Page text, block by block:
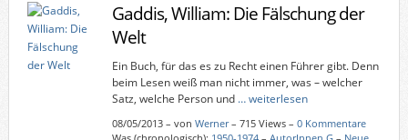
Gaddis, William: Die Fälschung der
Welt
Ein Buch, für das es zu Recht einen Führer gibt. Denn
beim Lesen weiß man nicht immer, was – welcher
Satz, welche Person und … weiterlesen
08/05/2013– von Werner– 715 Views – 0 Kommentare